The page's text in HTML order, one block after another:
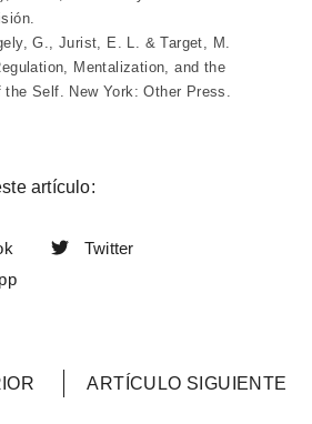
G., Jurist, E. L. & Target, M.
Mentalization, and the
the Self. New York: Other Press.
artículo:
Twitter
ARTÍCULO SIGUIENTE